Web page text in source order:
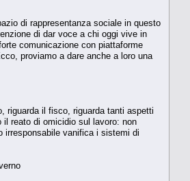
di rappresentanza sociale in questo
di dar voce a chi oggi vive in
comunicazione con piattaforme
proviamo a dare anche a loro una
riguarda il fisco, riguarda tanti aspetti
il reato di omicidio sul lavoro: non
irresponsabile vanifica i sistemi di